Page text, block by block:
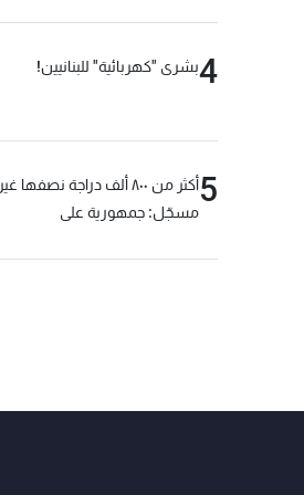
4بشرى "كهربائية" للبنانيين!
5
أكثر من ٨٠٠ ألف دراجة نصفها غير
مسجّل: جمهورية على